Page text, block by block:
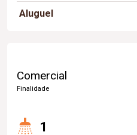
Aluguel
Comercial
Finalidade
1